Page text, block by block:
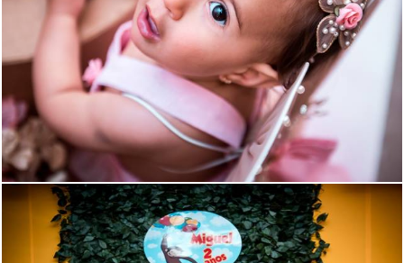
964 110